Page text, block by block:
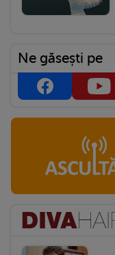
Ne găsești pe